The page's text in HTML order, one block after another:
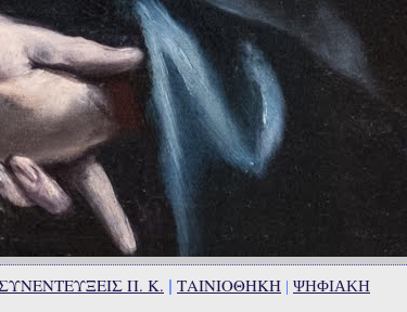
Π. Κ. | ΤΑΙΝΙΟΘΗΚΗ | ΨΗΦΙΑΚΗ